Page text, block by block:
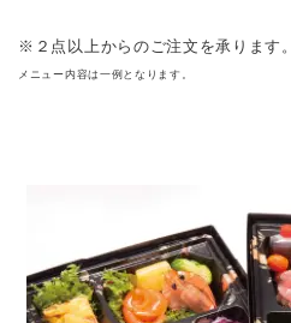
※２点以上からのご注文を承ります。
メニュー内容は一例となります。